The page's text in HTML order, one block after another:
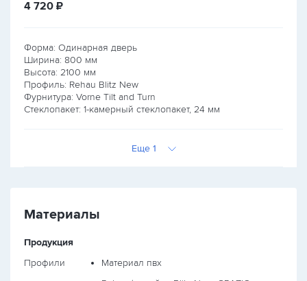
4 720 руб.
₽
Форма: Одинарная дверь
Ширина: 800 мм
Высота: 2100 мм
Профиль: Rehau Blitz New
Фурнитура: Vorne Tilt and Turn
Стеклопакет: 1-камерный стеклопакет, 24 мм
Еще 1
Материалы
Продукция
Профили
Материал пвх